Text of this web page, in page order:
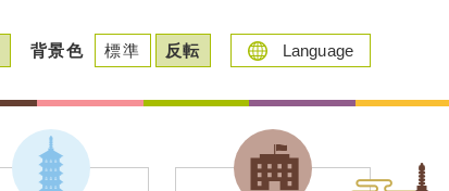
背景色 標準 反転 Language